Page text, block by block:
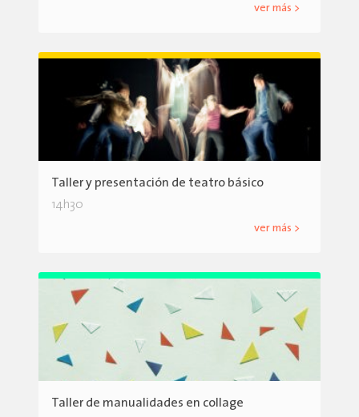
ver más >
Taller y presentación de teatro básico
14h30
ver más >
Taller de manualidades en collage